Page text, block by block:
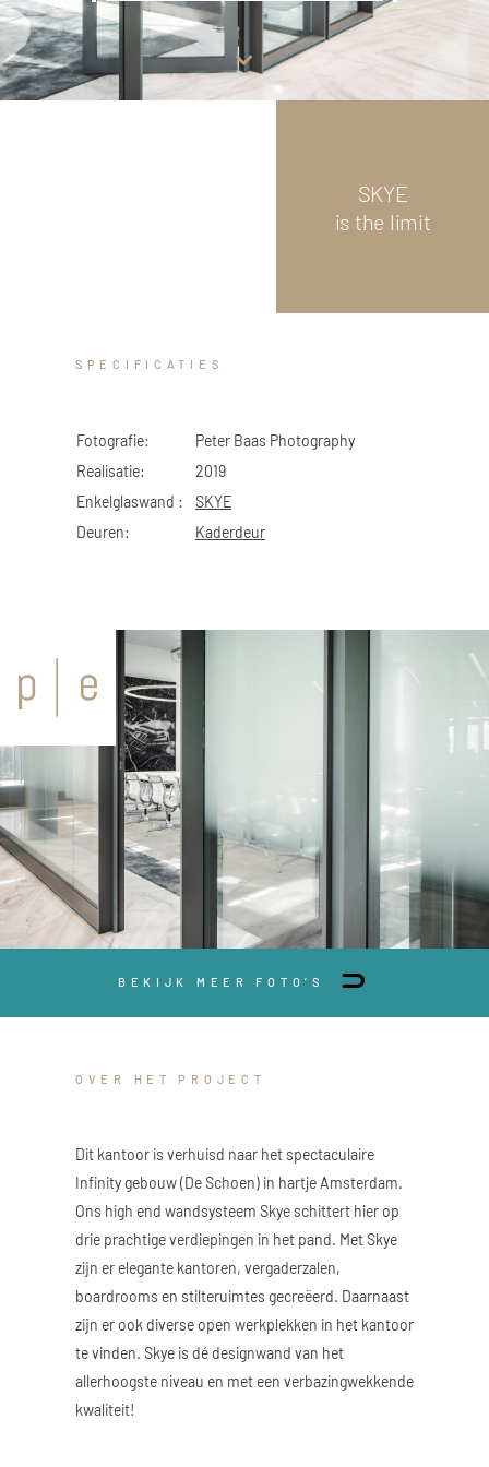
Scroll
SKYE
is the limit
SPECIFICATIES
Fotografie:
Peter Baas Photography
Realisatie:
2019
Enkelglaswand :
SKYE
Deuren:
Kaderdeur
BEKIJK MEER FOTO’S
OVER HET PROJECT
Dit kantoor is verhuisd naar het spectaculaire
Infinity gebouw (De Schoen) in hartje Amsterdam.
Ons high end wandsysteem Skye schittert hier op
drie prachtige verdiepingen in het pand. Met Skye
zijn er elegante kantoren, vergaderzalen,
boardrooms en stilteruimtes gecreëerd. Daarnaast
zijn er ook diverse open werkplekken in het kantoor
te vinden. Skye is dé designwand van het
allerhoogste niveau en met een verbazingwekkende
kwaliteit!